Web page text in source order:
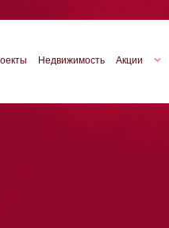
Недвижимость Акции